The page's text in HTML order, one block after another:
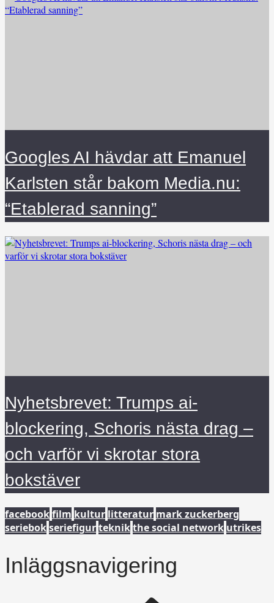
Googles AI hävdar att Emanuel
Karlsten står bakom Media.nu:
“Etablerad sanning”
Nyhetsbrevet: Trumps ai-
blockering, Schoris nästa drag –
och varför vi skrotar stora
bokstäver
facebookfilm kultur litteratur mark zuckerberg
seriebokseriefigurteknikthe social network utrikes
Inläggsnavigering